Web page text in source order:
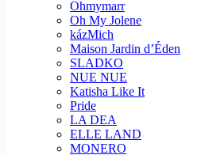
Ohmymarr
Oh My Jolene
kázMich
Maison Jardin d’Éden
SLADKO
NUE NUE
Katisha Like It
Pride
LA DEA
ELLE LAND
MONERO